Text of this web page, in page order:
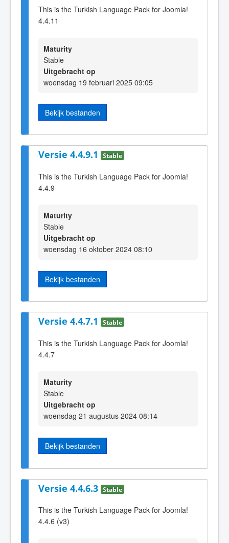
This is the Turkish Language Pack for Joomla!
4.4.11
Maturity
Stable
Uitgebracht op
woensdag 19 februari 2025 09:05
Bekijk bestanden
Versie 4.4.9.1 Stable
This is the Turkish Language Pack for Joomla!
4.4.9
Maturity
Stable
Uitgebracht op
woensdag 16 oktober 2024 08:10
Bekijk bestanden
Versie 4.4.7.1 Stable
This is the Turkish Language Pack for Joomla!
4.4.7
Maturity
Stable
Uitgebracht op
woensdag 21 augustus 2024 08:14
Bekijk bestanden
Versie 4.4.6.3 Stable
This is the Turkish Language Pack for Joomla!
4.4.6 (v3)